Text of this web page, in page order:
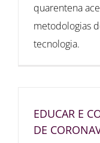
quarentena
metodologias
tecnologia.
EDUCAR E
DE